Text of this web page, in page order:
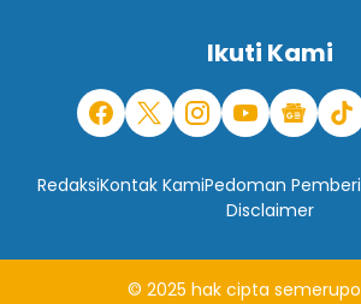
Ikuti Kami
RedaksiKontak KamiPedoman
Disclaimer
© 2025 hak cipta